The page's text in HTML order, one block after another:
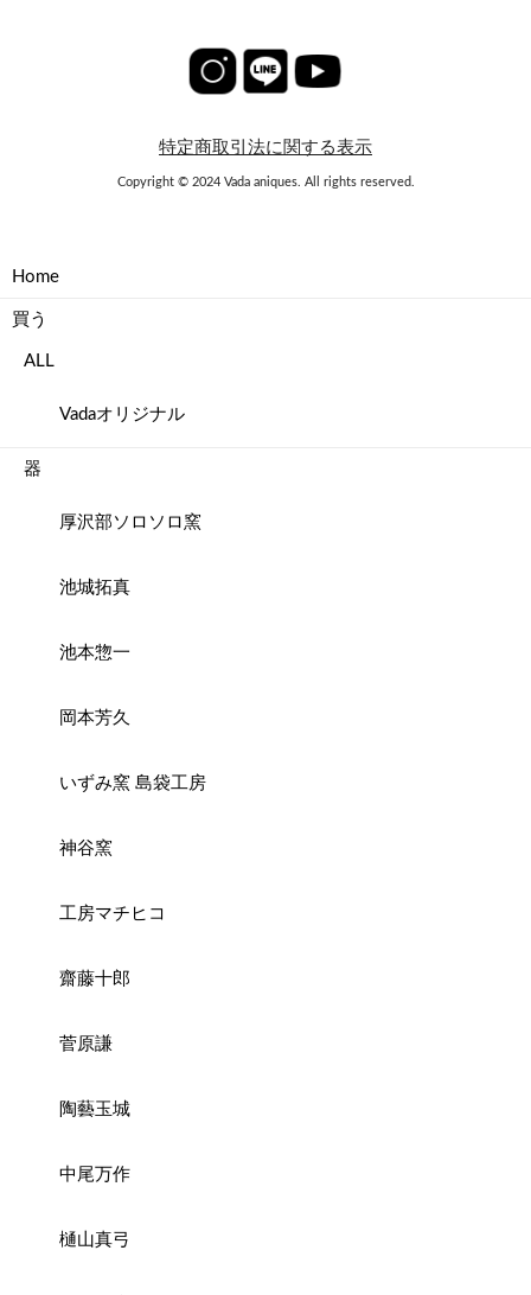
Home
買う
ALL
Vadaオリジナル
器
厚沢部ソロソロ窯
池城拓真
池本惣一
岡本芳久
いずみ窯 島袋工房
神谷窯
工房マチヒコ
齋藤十郎
菅原謙
陶藝玉城
中尾万作
樋山真弓
特定商取引法に関する表示
Copyright © 2024 Vada aniques. All rights reserved.